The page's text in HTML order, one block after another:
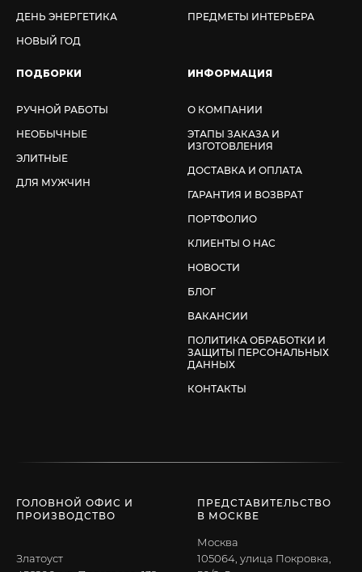
ДЕНЬ ЭНЕРГЕТИКА
НОВЫЙ ГОД
ПРЕДМЕТЫ ИНТЕРЬЕРА
ПОДБОРКИ
РУЧНОЙ РАБОТЫ
НЕОБЫЧНЫЕ
ЭЛИТНЫЕ
ДЛЯ МУЖЧИН
ИНФОРМАЦИЯ
О КОМПАНИИ
ЭТАПЫ ЗАКАЗА И
ИЗГОТОВЛЕНИЯ
ДОСТАВКА И ОПЛАТА
ГАРАНТИЯ И ВОЗВРАТ
ПОРТФОЛИО
КЛИЕНТЫ О НАС
НОВОСТИ
БЛОГ
ВАКАНСИИ
ПОЛИТИКА ОБРАБОТКИ И
ЗАЩИТЫ ПЕРСОНАЛЬНЫХ
ДАННЫХ
КОНТАКТЫ
ГОЛОВНОЙ ОФИС И
ПРОИЗВОДСТВО
Златоуст
ПРЕДСТАВИТЕЛЬСТВО
В МОСКВЕ
Москва
105064, улица Покровка,